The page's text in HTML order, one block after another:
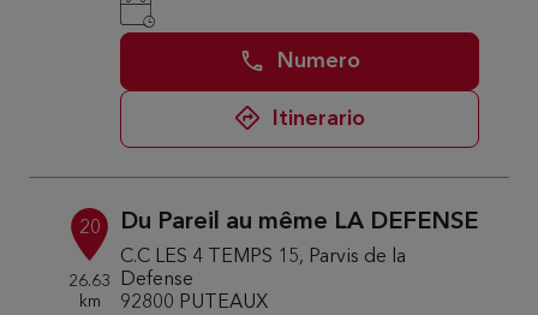
Numero
Itinerario
20
26.63
km
Du Pareil au même LA DEFENSE
C.C LES 4 TEMPS 15, Parvis de la
Defense
92800 PUTEAUX